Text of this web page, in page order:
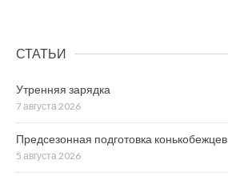
СТАТЬИ
Утренняя зарядка
7 августа 2026
Предсезонная подготовка конькобежцев
5 августа 2026